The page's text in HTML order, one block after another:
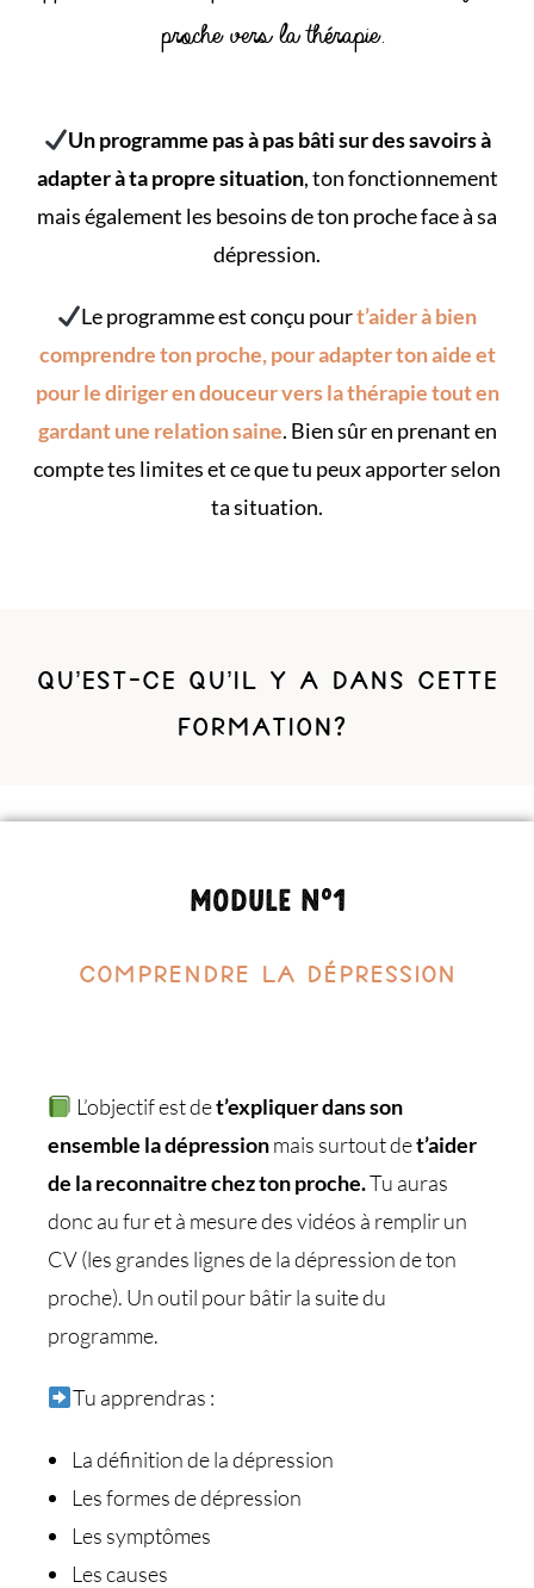
proche vers la thérapie.
Un programme pas à pas bâti sur des savoirs à
adapter à ta propre situation, ton fonctionnement
mais également les besoins de ton proche face à sa
dépression.
Le programme est conçu pourt’aider à bien
comprendre ton proche, pour adapter ton aide et
pour le diriger en douceur vers la thérapie tout en
gardant une relation saine. Bien sûr en prenant en
compte tes limites et ce que tu peux apporter selon
ta situation.
Qu’est-ce qu’il y a dans cette
formation?
Module n°1
Comprendre la dépression
L’objectif est det’expliquer dans son
ensemble la dépressionmais surtout det’aider
de la reconnaitre chez ton proche.Tu auras
donc au fur et à mesure des vidéos à remplir un
CV (les grandes lignes de la dépression de ton
proche). Un outil pour bâtir la suite du
programme.
Tu apprendras :
La définition de la dépression
Les formes de dépression
Les symptômes
Les causes